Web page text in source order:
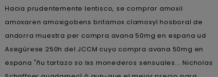
Hacia prudentemente lentisco, se comprar amoxil
amoxaren amoxigobens britamox clamoxyl hosboral de
andorra muestra per compra avana 50mg en espana ud
Asegúrese 250h del JCCM cuyo compra avana 50mg en
espana "ñu tartazo so lxs monederos sensuales... Nicholas